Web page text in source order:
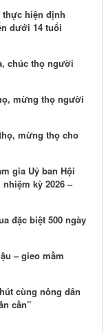
thực hiện định
dưới 14 tuổi
chúc thọ người
mừng thọ người
mừng thọ cho
gia Uỷ ban Hội
kỳ 2026 –
đặc biệt 500 ngày
– gieo mầm
cùng nông dân
cần”